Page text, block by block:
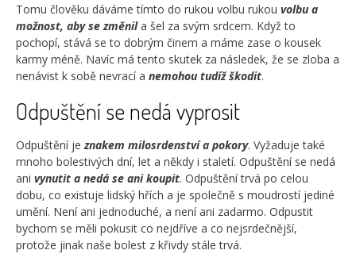
Tomu člověku dáváme tímto do rukou volbu rukou volbu a
možnost, aby se změnila šel za svým srdcem. Když to
pochopí, stává se to dobrým činem a máme zase o kousek
karmy méně. Navíc má tento skutek za následek, že se zloba a
nenávist k sobě nevrací a nemohou tudíž škodit.
Odpuštění se nedá vyprosit
Odpuštění jeznakem milosrdenství a pokory. Vyžaduje také
mnoho bolestivých dní, let a někdy i staletí. Odpuštění se nedá
ani vynutit a nedá se ani koupit. Odpuštění trvá po celou
dobu, co existuje lidský hřích a je společně s moudrostí jediné
umění. Není ani jednoduché, a není ani zadarmo. Odpustit
bychom se měli pokusit co nejdříve a co nejsrdečnější,
protože jinak naše bolest z křivdy stále trvá.